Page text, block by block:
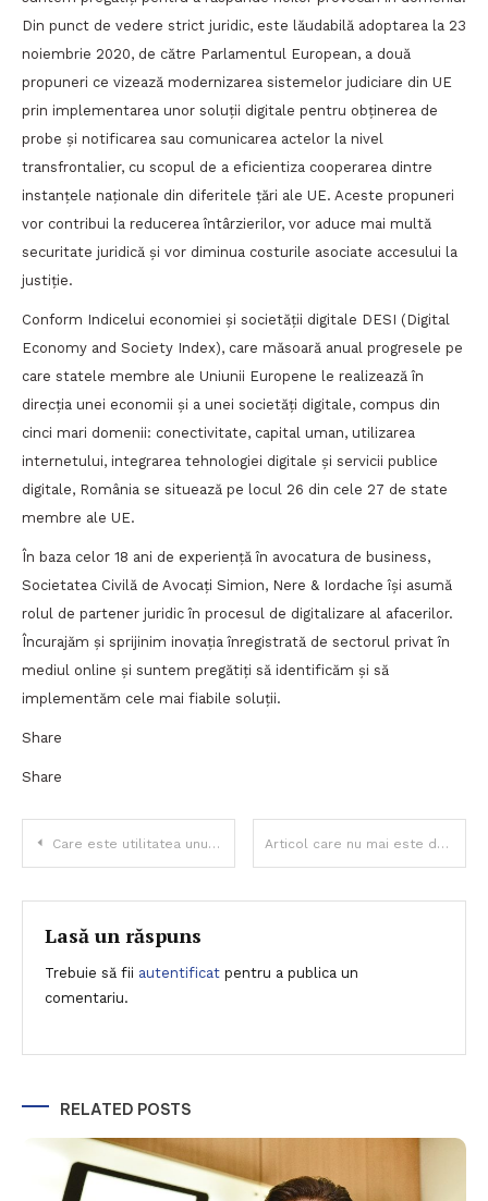
Din punct de vedere strict juridic, este lăudabilă adoptarea la 23
noiembrie 2020, de către Parlamentul European, a două
propuneri ce vizează modernizarea sistemelor judiciare din UE
prin implementarea unor soluții digitale pentru obținerea de
probe și notificarea sau comunicarea actelor la nivel
transfrontalier, cu scopul de a eficientiza cooperarea dintre
instanțele naționale din diferitele țări ale UE. Aceste propuneri
vor contribui la reducerea întârzierilor, vor aduce mai multă
securitate juridică și vor diminua costurile asociate accesului la
justiție.
Conform Indicelui economiei și societății digitale DESI (Digital
Economy and Society Index), care măsoară anual progresele pe
care statele membre ale Uniunii Europene le realizează în
direcția unei economii și a unei societăți digitale, compus din
cinci mari domenii: conectivitate, capital uman, utilizarea
internetului, integrarea tehnologiei digitale și servicii publice
digitale, România se situează pe locul 26 din cele 27 de state
membre ale UE.
În baza celor 18 ani de experiență în avocatura de business,
Societatea Civilă de Avocați Simion, Nere & Iordache își asumă
rolul de partener juridic în procesul de digitalizare al afacerilor.
Încurajăm și sprijinim inovația înregistrată de sectorul privat în
mediul online și suntem pregătiți să identificăm și să
implementăm cele mai fiabile soluții.
Share
Share
Navigare
în
articole
Care este utilitatea unui concediu sabatic? Articol care nu mai este de actualitate datorită evenimentelor care l-au depășit – să sperăm…
Lasă un răspuns
Trebuie să fii autentificat pentru a publica un
comentariu.
RELATED POSTS